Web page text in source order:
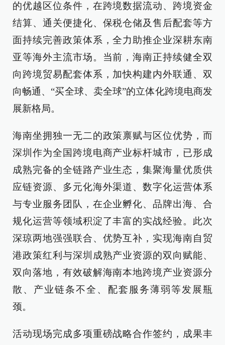
的优越区位条件，在跨境数据流动、跨境资金
结算、通关便捷化、保税仓储及售后配套等方
面持续完善政策体系，全力助推企业深耕东南
亚等海外主流市场。当前，海南正持续健全双
向跨境贸易配套体系，加快构建内外联通、双
向畅通、“买全球、卖全球”的立体化跨境电商发
展新格局。
海南坐拥独一无二的政策禀赋与区位优势，而
深圳作为全国跨境电商产业标杆城市，已形成
成熟完备的全链路产业生态，集聚海量优质供
应链资源、多元化海外渠道、数字化运营体系
与专业服务团队，在企业孵化、品牌出海、合
规化运营等领域积淀了丰富的实战经验。此次
深琼两地强强联合、优势互补，实现海南自贸
港政策红利与深圳成熟产业资源的双向赋能、
双向落地，有效破解海南本地跨境产业资源分
散、产业链条不全、配套服务薄弱等发展瓶
颈。
活动现场完成多项重磅战略合作签约，成果丰